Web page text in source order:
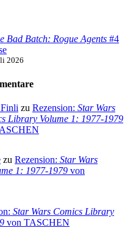
Bad Batch: Rogue Agents #4
2026
zu Rezension: Star Wars
Library Volume 1: 1977-1979
zu Rezension: Star Wars
1: 1977-1979 von
Star Wars Comics Library
von TASCHEN